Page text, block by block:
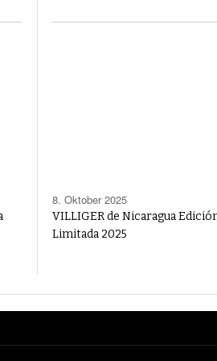
8. Oktober 2025
VILLIGER de Nicaragua
Limitada 2025